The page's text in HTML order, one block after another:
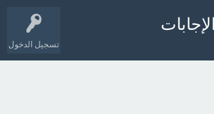
تسجيل الدخول